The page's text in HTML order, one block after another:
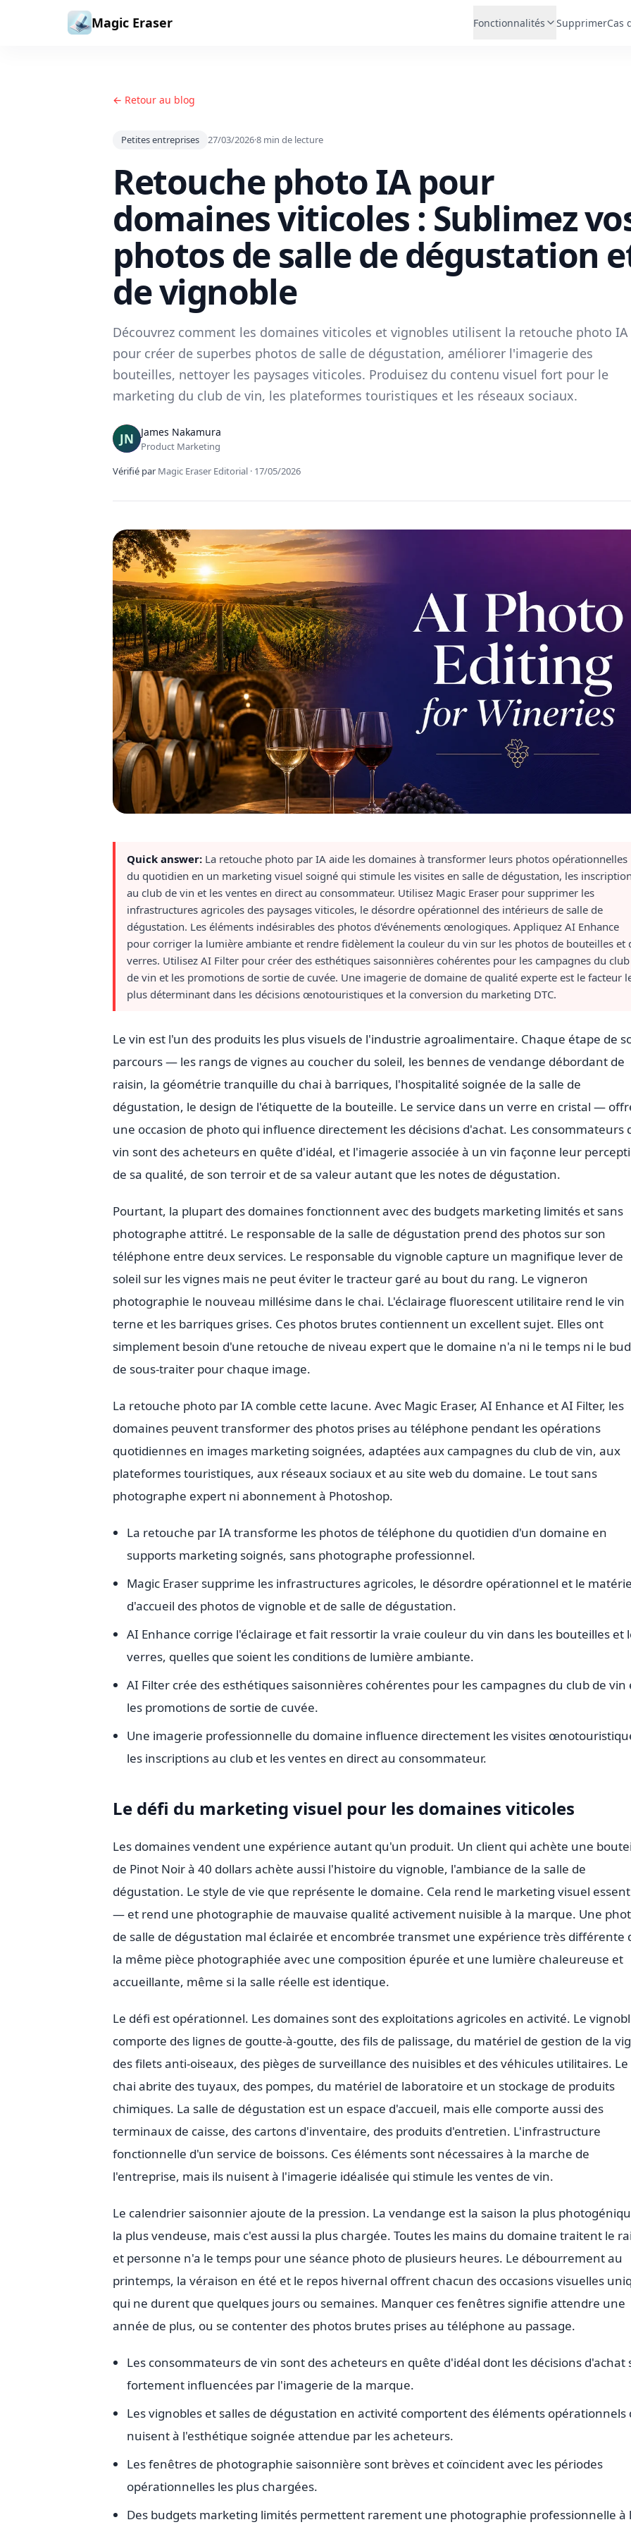
Aller au contenu
Magic Eraser Fonctionnalités SupprimerCas
← Retour au blog
Petites entreprises 27/03/2026·8 min de lecture
Retouche photo IA pour
domaines viticoles : Sublimez
photos de salle de dégustation
de vignoble
Découvrez comment les domaines viticoles et vignobles utilisent la retouche photo IA
pour créer de superbes photos de salle de dégustation, améliorer l'imagerie des
bouteilles, nettoyer les paysages viticoles. Produisez du contenu visuel fort pour le
marketing du club de vin, les plateformes touristiques et les réseaux sociaux.
James Nakamura
Product Marketing
Vérifié par Magic Eraser Editorial · 17/05/2026
Quick answer: La retouche photo par IA aide les domaines à transformer leurs photos opérationnelles
du quotidien en un marketing visuel soigné qui stimule les visites en salle de dégustation, les
au club de vin et les ventes en direct au consommateur. Utilisez Magic Eraser pour supprimer les
infrastructures agricoles des paysages viticoles, le désordre opérationnel des intérieurs de salle de
dégustation. Les éléments indésirables des photos d'événements œnologiques. Appliquez AI Enhance
pour corriger la lumière ambiante et rendre fidèlement la couleur du vin sur les photos de bouteilles et
verres. Utilisez AI Filter pour créer des esthétiques saisonnières cohérentes pour les campagnes du club
de vin et les promotions de sortie de cuvée. Une imagerie de domaine de qualité experte est le facteur
plus déterminant dans les décisions œnotouristiques et la conversion du marketing DTC.
Le vin est l'un des produits les plus visuels de l'industrie agroalimentaire. Chaque étape de
parcours — les rangs de vignes au coucher du soleil, les bennes de vendange débordant de
raisin, la géométrie tranquille du chai à barriques, l'hospitalité soignée de la salle de
dégustation, le design de l'étiquette de la bouteille. Le service dans un verre en cristal —
une occasion de photo qui influence directement les décisions d'achat. Les consommateurs
vin sont des acheteurs en quête d'idéal, et l'imagerie associée à un vin façonne leur
de sa qualité, de son terroir et de sa valeur autant que les notes de dégustation.
Pourtant, la plupart des domaines fonctionnent avec des budgets marketing limités et sans
photographe attitré. Le responsable de la salle de dégustation prend des photos sur son
téléphone entre deux services. Le responsable du vignoble capture un magnifique lever de
soleil sur les vignes mais ne peut éviter le tracteur garé au bout du rang. Le vigneron
photographie le nouveau millésime dans le chai. L'éclairage fluorescent utilitaire rend le vin
terne et les barriques grises. Ces photos brutes contiennent un excellent sujet. Elles ont
simplement besoin d'une retouche de niveau expert que le domaine n'a ni le temps ni le
de sous-traiter pour chaque image.
La retouche photo par IA comble cette lacune. Avec Magic Eraser, AI Enhance et AI Filter, les
domaines peuvent transformer des photos prises au téléphone pendant les opérations
quotidiennes en images marketing soignées, adaptées aux campagnes du club de vin, aux
plateformes touristiques, aux réseaux sociaux et au site web du domaine. Le tout sans
photographe expert ni abonnement à Photoshop.
La retouche par IA transforme les photos de téléphone du quotidien d'un domaine en
supports marketing soignés, sans photographe professionnel.
Magic Eraser supprime les infrastructures agricoles, le désordre opérationnel et le
d'accueil des photos de vignoble et de salle de dégustation.
AI Enhance corrige l'éclairage et fait ressortir la vraie couleur du vin dans les bouteilles et
verres, quelles que soient les conditions de lumière ambiante.
AI Filter crée des esthétiques saisonnières cohérentes pour les campagnes du club de vin
les promotions de sortie de cuvée.
Une imagerie professionnelle du domaine influence directement les visites
les inscriptions au club et les ventes en direct au consommateur.
Le défi du marketing visuel pour les domaines viticoles
Les domaines vendent une expérience autant qu'un produit. Un client qui achète une
de Pinot Noir à 40 dollars achète aussi l'histoire du vignoble, l'ambiance de la salle de
dégustation. Le style de vie que représente le domaine. Cela rend le marketing visuel
— et rend une photographie de mauvaise qualité activement nuisible à la marque. Une
de salle de dégustation mal éclairée et encombrée transmet une expérience très différente
la même pièce photographiée avec une composition épurée et une lumière chaleureuse et
accueillante, même si la salle réelle est identique.
Le défi est opérationnel. Les domaines sont des exploitations agricoles en activité. Le
comporte des lignes de goutte-à-goutte, des fils de palissage, du matériel de gestion de la
des filets anti-oiseaux, des pièges de surveillance des nuisibles et des véhicules utilitaires. Le
chai abrite des tuyaux, des pompes, du matériel de laboratoire et un stockage de produits
chimiques. La salle de dégustation est un espace d'accueil, mais elle comporte aussi des
terminaux de caisse, des cartons d'inventaire, des produits d'entretien. L'infrastructure
fonctionnelle d'un service de boissons. Ces éléments sont nécessaires à la marche de
l'entreprise, mais ils nuisent à l'imagerie idéalisée qui stimule les ventes de vin.
Le calendrier saisonnier ajoute de la pression. La vendange est la saison la plus
la plus vendeuse, mais c'est aussi la plus chargée. Toutes les mains du domaine traitent le
et personne n'a le temps pour une séance photo de plusieurs heures. Le débourrement au
printemps, la véraison en été et le repos hivernal offrent chacun des occasions visuelles
qui ne durent que quelques jours ou semaines. Manquer ces fenêtres signifie attendre une
année de plus, ou se contenter des photos brutes prises au téléphone au passage.
Les consommateurs de vin sont des acheteurs en quête d'idéal dont les décisions d'achat
fortement influencées par l'imagerie de la marque.
Les vignobles et salles de dégustation en activité comportent des éléments opérationnels
nuisent à l'esthétique soignée attendue par les acheteurs.
Les fenêtres de photographie saisonnière sont brèves et coïncident avec les périodes
opérationnelles les plus chargées.
Des budgets marketing limités permettent rarement une photographie professionnelle à